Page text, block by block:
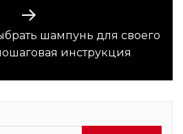
Следующая
запись:
шампунь для своего
инструкция